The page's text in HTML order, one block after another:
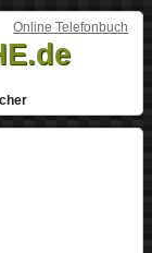
Online Telefonbuch